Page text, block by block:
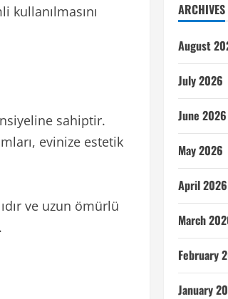
kullanılmasını
sahiptir.
evinize estetik
ve uzun ömürlü
ARCHIVES
August
July 2026
June 2026
May 2026
April 2026
March
February
January